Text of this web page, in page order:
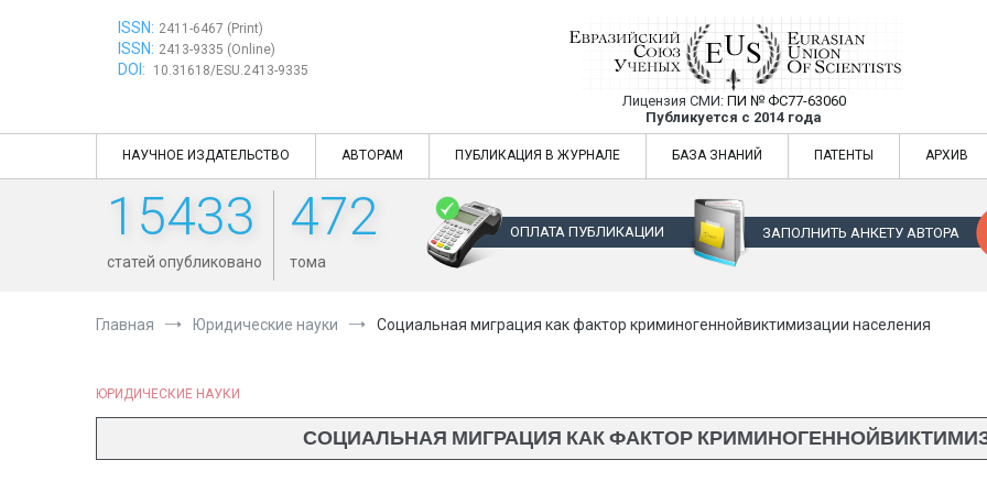
ISSN: 2411-6467 (Print)
ISSN: 2413-9335 (Online)
DOI: 10.31618/ESU.2413-9335
Евразийский Союз Ученых —
Лицензия СМИ: ПИ № ФС77-63060
Публикуется с 2014 года
Евразийский Союз Ученых — публикация научных статей в
НАУЧНОЕ ИЗДАТЕЛЬСТВО АВТОРАМ ПУБЛИКАЦИЯ В ЖУРНАЛЕ БАЗА ЗНАНИЙ ПАТЕНТЫ АРХИВ
15433
статей опубликовано
472
тома
ОПЛАТА ПУБЛИКАЦИИ ЗАПОЛНИТЬ АНКЕТУ АВТОРА
Главная Юридические науки Социальная миграция как фактор криминогеннойвиктимизации населения
ЮРИДИЧЕСКИЕ НАУКИ
СОЦИАЛЬНАЯ МИГРАЦИЯ КАК ФАКТОР